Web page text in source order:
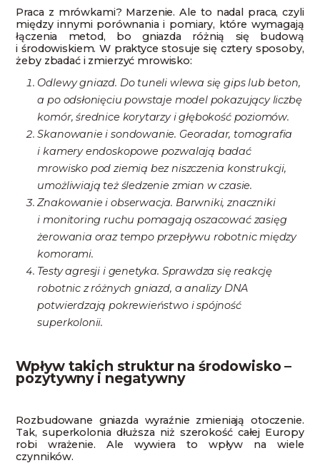
Praca z mrówkami? Marzenie. Ale to nadal praca, czyli
między innymi porównania i pomiary, które wymagają
łączenia metod, bo gniazda różnią się budową
i środowiskiem. W praktyce stosuje się cztery sposoby,
żeby zbadać i zmierzyć mrowisko:
Odlewy gniazd. Do tuneli wlewa się gips lub beton,
a po odsłonięciu powstaje model pokazujący liczbę
komór, średnice korytarzy i głębokość poziomów.
Skanowanie i sondowanie. Georadar, tomografia
i kamery endoskopowe pozwalają badać
mrowisko pod ziemią bez niszczenia konstrukcji,
umożliwiają też śledzenie zmian w czasie.
Znakowanie i obserwacja. Barwniki, znaczniki
i monitoring ruchu pomagają oszacować zasięg
żerowania oraz tempo przepływu robotnic między
komorami.
Testy agresji i genetyka. Sprawdza się reakcję
robotnic z różnych gniazd, a analizy DNA
potwierdzają pokrewieństwo i spójność
superkolonii.
Wpływ takich struktur na środowisko –
pozytywny i negatywny
Rozbudowane gniazda wyraźnie zmieniają otoczenie.
Tak, superkolonia dłuższa niż szerokość całej Europy
robi wrażenie. Ale wywiera to wpływ na wiele
czynników.